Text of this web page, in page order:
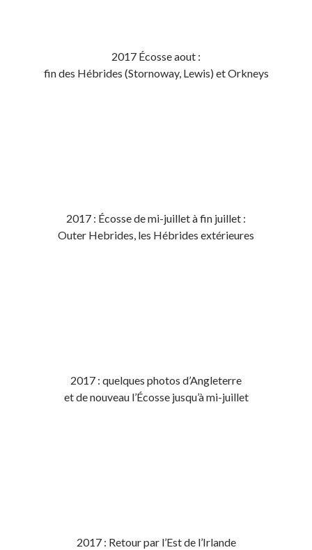
2017 Écosse aout :
fin des Hébrides (Stornoway, Lewis) et Orkneys
2017 : Écosse de mi-juillet à fin juillet :
Outer Hebrides, les Hébrides extérieures
2017 : quelques photos d’Angleterre
et de nouveau l’Écosse jusqu’à mi-juillet
2017 : Retour par l’Est de l’Irlande